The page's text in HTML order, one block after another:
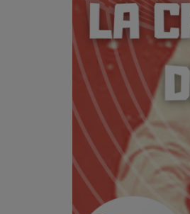
"SI ON CHANTAIT", L'ÉMISSION
SONS 2 DARONS
PODCASTS